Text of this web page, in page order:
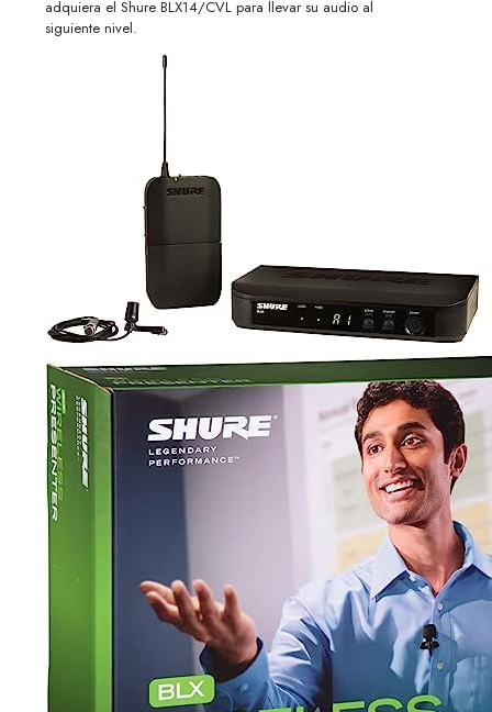
adquiera el Shure BLX14/CVL para llevar su audio al
siguiente nivel.